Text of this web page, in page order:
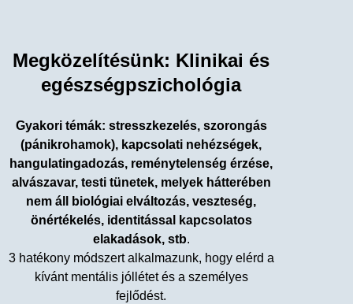
Megközelítésünk: Klinikai és
egészségpszichológia
Gyakori témák: stresszkezelés, szorongás
(pánikrohamok), kapcsolati nehézségek,
hangulatingadozás, reménytelenség érzése,
alvászavar, testi tünetek, melyek hátterében
nem áll biológiai elváltozás, veszteség,
önértékelés, identitással kapcsolatos
elakadások, stb.
3 hatékony módszert alkalmazunk, hogy elérd a
kívánt mentális jóllétet és a személyes
fejlődést.